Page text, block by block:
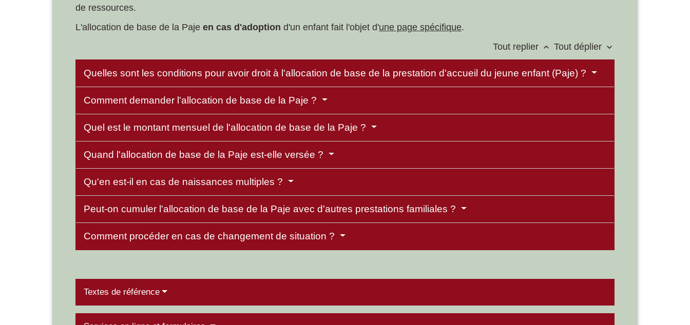
de ressources.
L'allocation de base de la Paje en cas d'adoption d'un enfant fait l'objet d'une page spécifique.
Tout replier keyboard_arrow_up Tout déplier keyboard_arrow_down
Quelles sont les conditions pour avoir droit à l'allocation de base de la prestation d'accueil du jeune enfant (Paje) ?
Comment demander l'allocation de base de la Paje ?
Quel est le montant mensuel de l'allocation de base de la Paje ?
Quand l'allocation de base de la Paje est-elle versée ?
Qu'en est-il en cas de naissances multiples ?
Peut-on cumuler l'allocation de base de la Paje avec d'autres prestations familiales ?
Comment procéder en cas de changement de situation ?
Textes de référence